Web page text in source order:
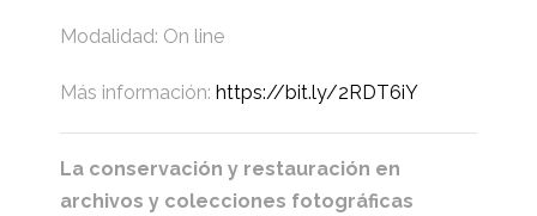
Modalidad: On line
Más información: https://bit.ly/2RDT6iY
La conservación y restauración en
archivos y colecciones fotográficas